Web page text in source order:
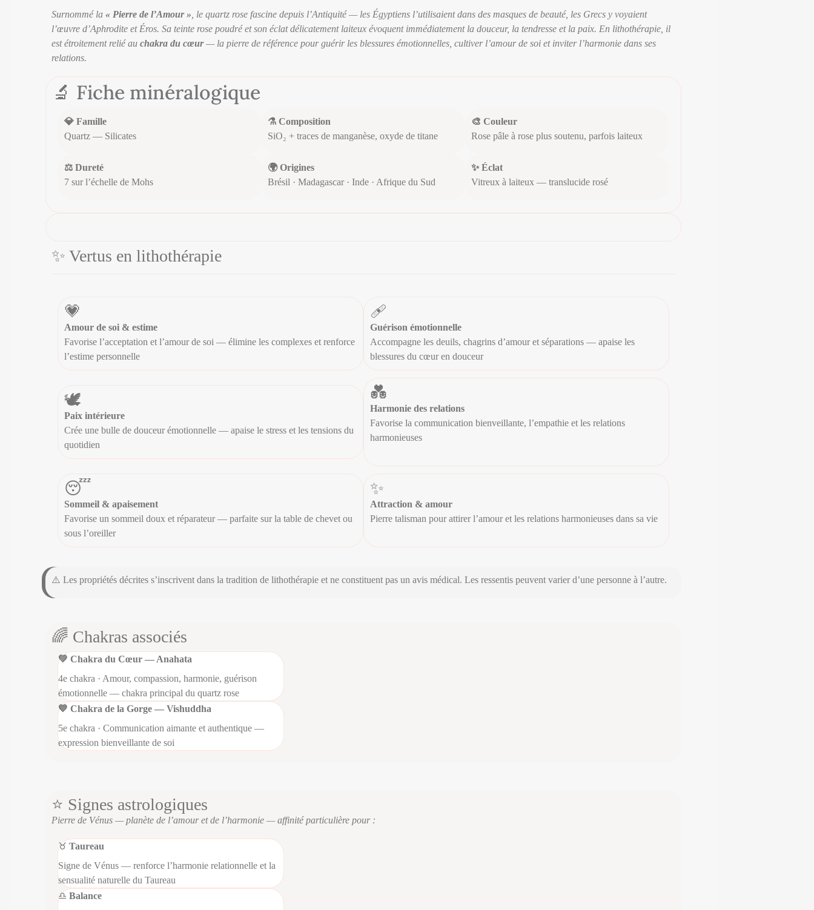
Surnommé la « Pierre de l’Amour » , le quartz rose fascine depuis l’Antiquité — les Égyptiens l’utilisaient dans des masques de beauté, les Grecs y voyaient
l’œuvre d’Aphrodite et Éros. Sa teinte rose poudré et son éclat délicatement laiteux évoquent immédiatement la douceur, la tendresse et la paix. En lithothérapie, il
est étroitement relié au chakra du cœur— la pierre de référence pour guérir les blessures émotionnelles, cultiver l’amour de soi et inviter l’harmonie dans ses
relations.
🔬 Fiche minéralogique
💎 Famille
Quartz — Silicates
⚗️ Composition
SiO₂ + traces de manganèse, oxyde de titane
🎨 Couleur
Rose pâle à rose plus soutenu, parfois laiteux
⚖️ Dureté
7 sur l’échelle de Mohs
🌍 Origines
Brésil · Madagascar · Inde · Afrique du Sud
✨ Éclat
Vitreux à laiteux — translucide rosé
✨ Vertus en lithothérapie
💗
Amour de soi & estime
Favorise l’acceptation et l’amour de soi — élimine les complexes et renforce
l’estime personnelle
🩹
Guérison émotionnelle
Accompagne les deuils, chagrins d’amour et séparations — apaise les
blessures du cœur en douceur
🕊️
Paix intérieure
Crée une bulle de douceur émotionnelle — apaise le stress et les tensions du
quotidien
💑
Harmonie des relations
Favorise la communication bienveillante, l’empathie et les relations
harmonieuses
😴
Sommeil & apaisement
Favorise un sommeil doux et réparateur — parfaite sur la table de chevet ou
sous l’oreiller
✨
Attraction & amour
Pierre talisman pour attirer l’amour et les relations harmonieuses dans sa vie
⚠️ Les propriétés décrites s’inscrivent dans la tradition de lithothérapie et ne constituent pas un avis médical. Les ressentis peuvent varier d’une personne à l’autre.
🌈 Chakras associés
💚 Chakra du Cœur — Anahata
4e chakra · Amour, compassion, harmonie, guérison
émotionnelle — chakra principal du quartz rose
💙 Chakra de la Gorge — Vishuddha
5e chakra · Communication aimante et authentique —
expression bienveillante de soi
⭐ Signes astrologiques
Pierre de Vénus — planète de l’amour et de l’harmonie — affinité particulière pour :
♉ Taureau
Signe de Vénus — renforce l’harmonie relationnelle et la
sensualité naturelle du Taureau
♎ Balance